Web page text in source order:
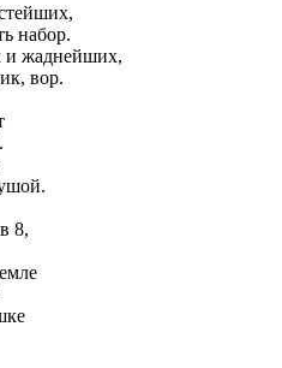
набор.
и жаднейших,
вор.
8,